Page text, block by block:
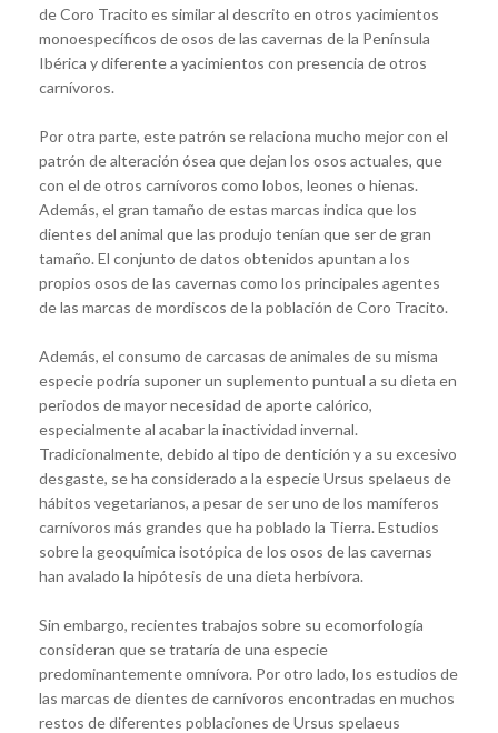
de Coro Tracito es similar al descrito en otros yacimientos
monoespecíficos de osos de las cavernas de la Península
Ibérica y diferente a yacimientos con presencia de otros
carnívoros.
Por otra parte, este patrón se relaciona mucho mejor con el
patrón de alteración ósea que dejan los osos actuales, que
con el de otros carnívoros como lobos, leones o hienas.
Además, el gran tamaño de estas marcas indica que los
dientes del animal que las produjo tenían que ser de gran
tamaño. El conjunto de datos obtenidos apuntan a los
propios osos de las cavernas como los principales agentes
de las marcas de mordiscos de la población de Coro Tracito.
Además, el consumo de carcasas de animales de su misma
especie podría suponer un suplemento puntual a su dieta en
periodos de mayor necesidad de aporte calórico,
especialmente al acabar la inactividad invernal.
Tradicionalmente, debido al tipo de dentición y a su excesivo
desgaste, se ha considerado a la especie Ursus spelaeus de
hábitos vegetarianos, a pesar de ser uno de los mamíferos
carnívoros más grandes que ha poblado la Tierra. Estudios
sobre la geoquímica isotópica de los osos de las cavernas
han avalado la hipótesis de una dieta herbívora.
Sin embargo, recientes trabajos sobre su ecomorfología
consideran que se trataría de una especie
predominantemente omnívora. Por otro lado, los estudios de
las marcas de dientes de carnívoros encontradas en muchos
restos de diferentes poblaciones de Ursus spelaeus